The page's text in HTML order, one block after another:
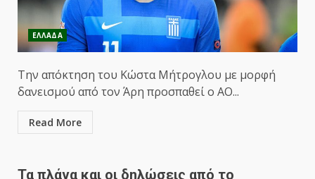
ΕΛΛΑΔΑ
Την απόκτηση του Κώστα Μήτρογλου με μορφή
δανεισμού από τον Άρη προσπαθεί ο ΑΟ...
Read More
Τα πλάνα και οι δηλώσεις από το